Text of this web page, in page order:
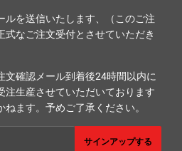
ルを送信いたします、（このご注
なご注文受付とさせていただき
文確認メール到着後24時間以内に
注生産させていただいております
ます。予めご了承ください。
サインアップする